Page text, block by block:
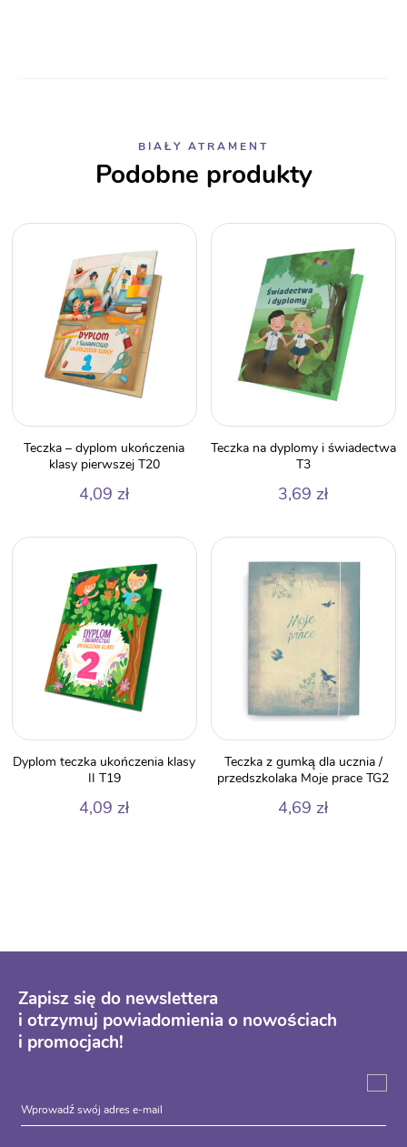
BIAŁY ATRAMENT
Podobne produkty
Teczka – dyplom ukończenia
klasy pierwszej T20
4,09 zł
Teczka na dyplomy i świadectwa
T3
3,69 zł
Dyplom teczka ukończenia klasy
II T19
4,09 zł
Teczka z gumką dla ucznia /
przedszkolaka Moje prace TG2
4,69 zł
Zapisz się do newslettera
i otrzymuj powiadomienia o nowościach
i promocjach!